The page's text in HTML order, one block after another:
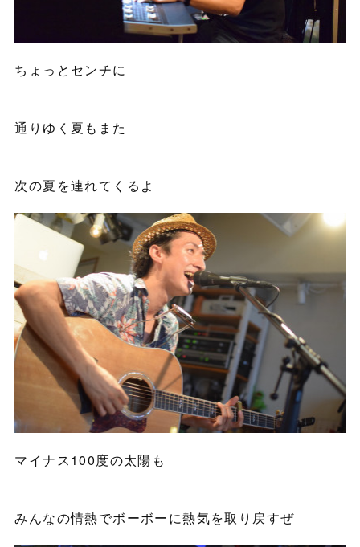
ちょっとセンチに
通りゆく夏もまた
次の夏を連れてくるよ
マイナス100度の太陽も
みんなの情熱でボーボーに熱気を取り戻すぜ